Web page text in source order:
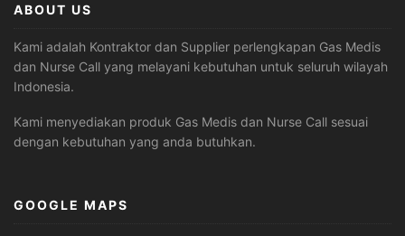
ABOUT US
Kami adalah Kontraktor dan Supplier perlengkapan Gas Medis
dan Nurse Call yang melayani kebutuhan untuk seluruh wilayah
Indonesia.
Kami menyediakan produk Gas Medis dan Nurse Call sesuai
dengan kebutuhan yang anda butuhkan.
GOOGLE MAPS